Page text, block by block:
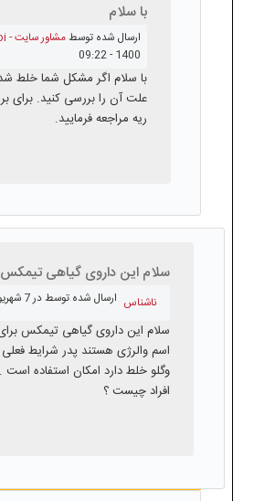
با سلام
ارسال شده توسطمشاور سایت - mohebi
1400 - 09:22
با سلام اگر مشکل شما خلط
علت آن را بررسی کنید.
ریه مراجعه فرمایید.
سلام این داروی گیاهی تیمکس
ارسال شده توسط ناشناس در 7 شهريور, 1400 - 09:04
سلام این داروی گیاهی تیمکس
اسم والرژی هستند پدر شرایط فعلی
وگلو خلط دارد امکان استفاده
افراد چیست ؟